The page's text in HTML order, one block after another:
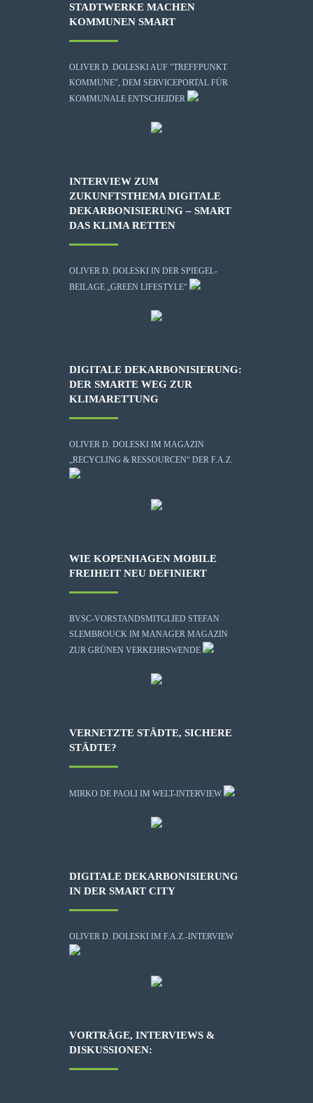
STADTWERKE MACHEN
KOMMUNEN SMART
OLIVER D. DOLESKI AUF "TREFFPUNKT
KOMMUNE", DEM SERVICEPORTAL FÜR
KOMMUNALE ENTSCHEIDER
INTERVIEW ZUM
ZUKUNFTSTHEMA DIGITALE
DEKARBONISIERUNG – SMART
DAS KLIMA RETTEN
OLIVER D. DOLESKI IN DER SPIEGEL-
BEILAGE „GREEN LIFESTYLE“
DIGITALE DEKARBONISIERUNG:
DER SMARTE WEG ZUR
KLIMARETTUNG
OLIVER D. DOLESKI IM MAGAZIN
„RECYCLING & RESSOURCEN“ DER F.A.Z.
WIE KOPENHAGEN MOBILE
FREIHEIT NEU DEFINIERT
BVSC-VORSTANDSMITGLIED STEFAN
SLEMBROUCK IM MANAGER MAGAZIN
ZUR GRÜNEN VERKEHRSWENDE
VERNETZTE STÄDTE, SICHERE
STÄDTE?
MIRKO DE PAOLI IM WELT-INTERVIEW
DIGITALE DEKARBONISIERUNG
IN DER SMART CITY
OLIVER D. DOLESKI IM F.A.Z.-INTERVIEW
VORTRÄGE, INTERVIEWS &
DISKUSSIONEN: